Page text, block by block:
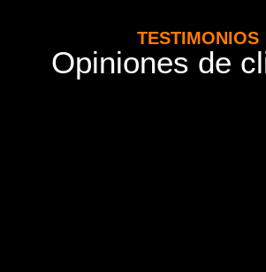
TESTIMONIOS
Opiniones de